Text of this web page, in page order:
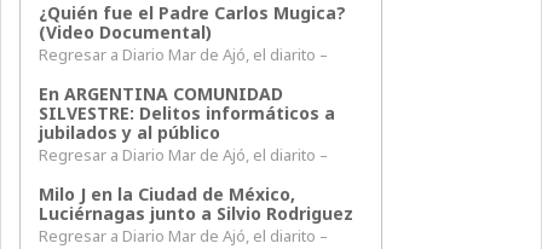
¿Quién fue el Padre Carlos Mugica?
(Video Documental)
Regresar a Diario Mar de Ajó, el diarito –
En ARGENTINA COMUNIDAD
SILVESTRE: Delitos informáticos a
jubilados y al público
Regresar a Diario Mar de Ajó, el diarito –
Milo J en la Ciudad de México,
Luciérnagas junto a Silvio Rodriguez
Regresar a Diario Mar de Ajó, el diarito –